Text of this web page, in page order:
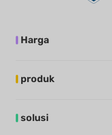
Harga
produk
solusi